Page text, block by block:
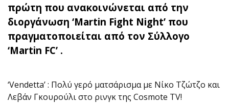
πρώτη που ανακοινώνεται από την
διοργάνωση ‘Martin Fight Night’ που
πραγματοποιείται από τον Σύλλογο
‘Martin FC’ .
‘Vendetta’ : Πολύ γερό ματσάρισμα με Νίκο Τζώτζο και
Λεβάν Γκουρούλι στο ρινγκ της Cosmote TV!